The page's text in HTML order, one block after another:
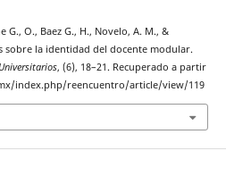
G., O., Baez G., H., Novelo, A. M., &
sobre la identidad del docente modular.
, (6), 18–21. Recuperado a partir
index.php/reencuentro/article/view/119